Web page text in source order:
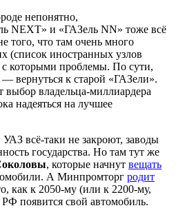
непонятно,
NEXT» и «ГАЗель NN» тоже всё
того, что там очень много
(список иностранных узлов
которыми проблемы. По сути,
вернуться к старой «ГАЗели».
выбор владельца-миллиардера
надеяться на лучшее
всё-таки не закроют, заводы
государства. Но там тут же
, которые начнут вещать
А Минпромторг родит
как к 2050-му (или к 2200-му,
РФ появится свой автомобиль.